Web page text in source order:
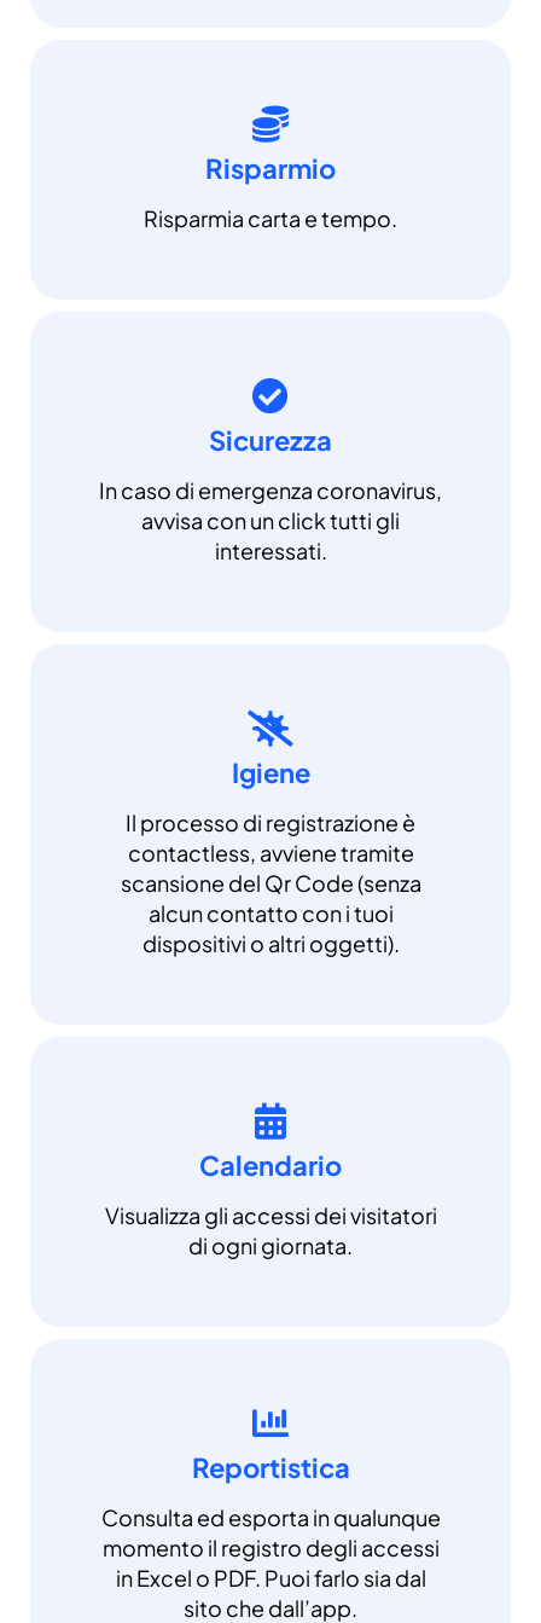
Risparmio
Risparmia carta e tempo.
Sicurezza
In caso di emergenza coronavirus,
avvisa con un click tutti gli
interessati.
Igiene
Il processo di registrazione è
contactless, avviene tramite
scansione del Qr Code (senza
alcun contatto con i tuoi
dispositivi o altri oggetti).
Calendario
Visualizza gli accessi dei visitatori
di ogni giornata.
Reportistica
Consulta ed esporta in qualunque
momento il registro degli accessi
in Excel o PDF. Puoi farlo sia dal
sito che dall’app.